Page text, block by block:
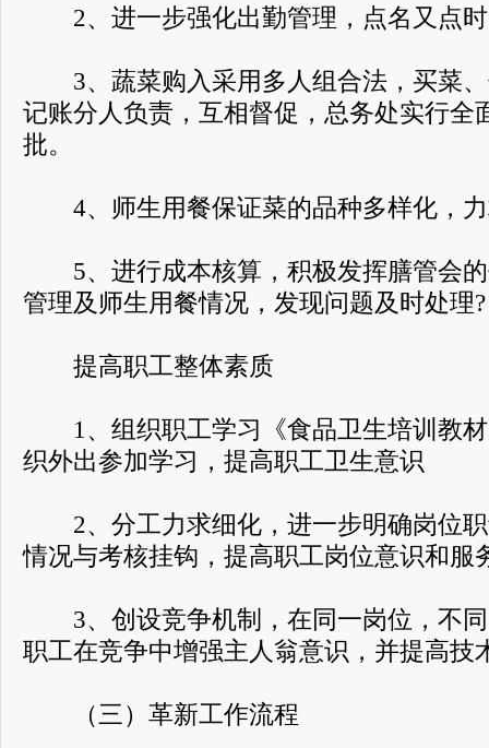
2、进一步强化出勤管理，点名又点时
3、蔬菜购入采用多人组合法，买菜、
记账分人负责，互相督促，总务处实行全
批。
4、师生用餐保证菜的品种多样化，力
5、进行成本核算，积极发挥膳管会的
管理及师生用餐情况，发现问题及时处理?
提高职工整体素质
1、组织职工学习《食品卫生培训教材
织外出参加学习，提高职工卫生意识
2、分工力求细化，进一步明确岗位职
情况与考核挂钩，提高职工岗位意识和服
3、创设竞争机制，在同一岗位，不同
职工在竞争中增强主人翁意识，并提高技
（三）革新工作流程